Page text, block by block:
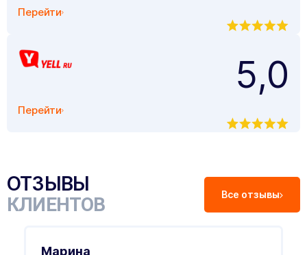
Перейти
Перейти
5,0
ОТЗЫВЫ
КЛИЕНТОВ Все отзывы
Марина